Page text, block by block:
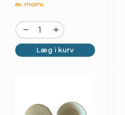
ex. moms
Læg i kurv